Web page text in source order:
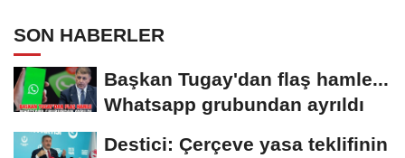
SON HABERLER
Başkan Tugay'dan flaş hamle...
Whatsapp grubundan ayrıldı
Destici: Çerçeve yasa teklifinin